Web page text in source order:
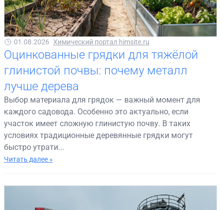
01.08.2026 Химический портал himsite.ru
Оцинкованные грядки для тяжёлой
глинистой почвы: почему металл
лучше дерева
Выбор материала для грядок — важный момент для
каждого садовода. Особенно это актуально, если
участок имеет сложную глинистую почву. В таких
условиях традиционные деревянные грядки могут
быстро утрати...
Читать далее »